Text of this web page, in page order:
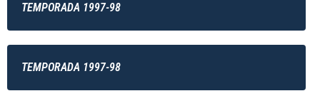
TEMPORADA 1997-98
TEMPORADA 1997-98